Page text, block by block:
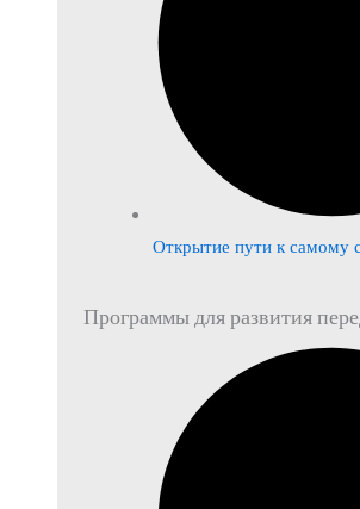
Открытие пути к самому
Программы для развития